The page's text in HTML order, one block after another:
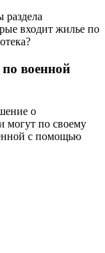
раздела
входит жилье по
военной
о
могут по своему
с помощью